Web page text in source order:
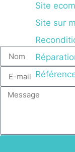
Site
Site sur